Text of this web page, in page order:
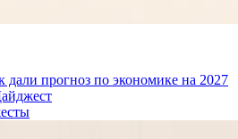
дали прогноз по экономике на 2027